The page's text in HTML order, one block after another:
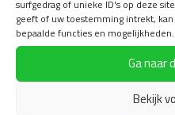
surfgedrag of unieke ID's op deze
geeft of uw toestemming intrekt,
bepaalde functies en mogelijkheden.
Ga naar
Bekijk